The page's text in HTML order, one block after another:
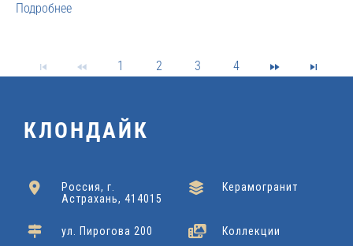
Подробнее
1 2 3 4
КЛОНДАЙК
Россия, г.
Астрахань, 414015
ул. Пирогова 200
Керамогранит
Коллекции